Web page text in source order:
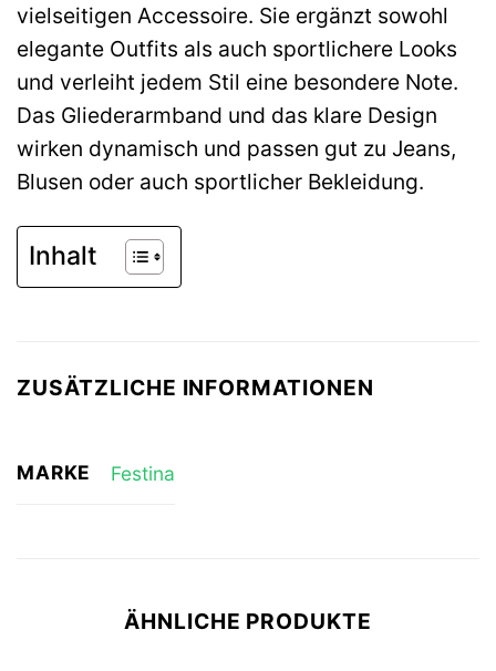
vielseitigen Accessoire. Sie ergänzt sowohl
elegante Outfits als auch sportlichere Looks
und verleiht jedem Stil eine besondere Note.
Das Gliederarmband und das klare Design
wirken dynamisch und passen gut zu Jeans,
Blusen oder auch sportlicher Bekleidung.
Inhalt
ZUSÄTZLICHE INFORMATIONEN
MARKE Festina
ÄHNLICHE PRODUKTE